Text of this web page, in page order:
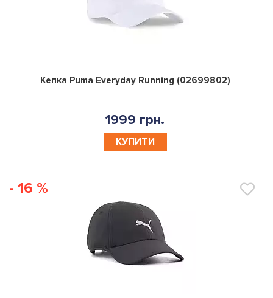
0
Кепка Puma Everyday Running (02699802)
1999 грн.
КУПИТИ
- 16 %